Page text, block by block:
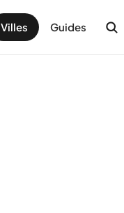
Villes Guides